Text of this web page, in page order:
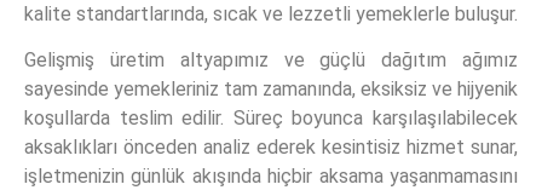
kalite standartlarında, sıcak ve lezzetli yemeklerle buluşur.
Gelişmiş üretim altyapımız ve güçlü dağıtım ağımız
sayesinde yemekleriniz tam zamanında, eksiksiz ve hijyenik
koşullarda teslim edilir. Süreç boyunca karşılaşılabilecek
aksaklıkları önceden analiz ederek kesintisiz hizmet sunar,
işletmenizin günlük akışında hiçbir aksama yaşanmamasını